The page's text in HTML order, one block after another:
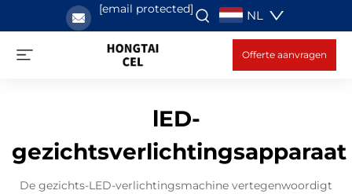
[email protected] NL
Offerte aanvragen
lED-
gezichtsverlichtingsapparaat
De gezichts-LED-verlichtingsmachine vertegenwoordigt